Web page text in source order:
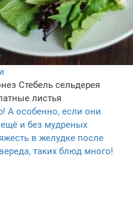
Стебель сельдерея
листья
А особенно, если они
ещё и без мудреных
в желудке после
таких блюд много!